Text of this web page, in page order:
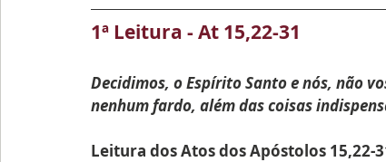
1ª Leitura - At 15,22-31
Decidimos, o Espírito Santo e nós, não
nenhum fardo, além das coisas
Leitura dos Atos dos Apóstolos 15,22-